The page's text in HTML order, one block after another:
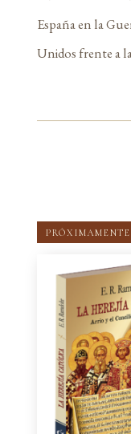
España en la
Unidos frente a
PRÓXIMAMENTE